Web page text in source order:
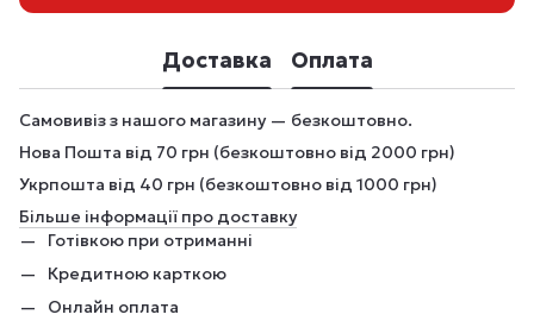
Доставка Оплата
Самовивіз з нашого магазину — безкоштовно.
Нова Пошта від 70 грн (безкоштовно від 2000 грн)
Укрпошта від 40 грн (безкоштовно від 1000 грн)
Більше інформації про доставку
Готівкою при отриманні
Кредитною карткою
Онлайн оплата